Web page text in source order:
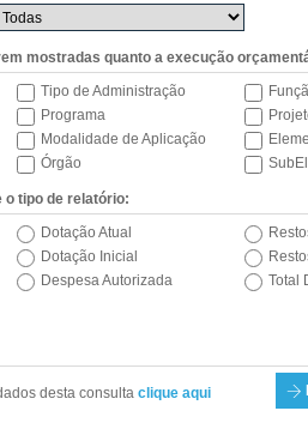
mostradas quanto a execução
Tipo de Administração
Programa
Modalidade de Aplicação
Órgão
o tipo de relatório:
Dotação Atual
Dotação Inicial
Despesa Autorizada
Total
desta consulta clique aqui